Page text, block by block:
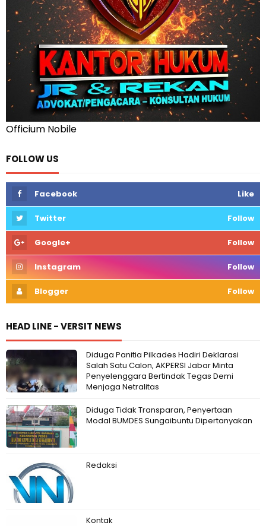
Officium Nobile
FOLLOW US
Facebook Like
Twitter Follow
Google+ Follow
Instagram Follow
Blogger Follow
HEAD LINE - VERSIT NEWS
Diduga Panitia Pilkades Hadiri Deklarasi
Salah Satu Calon, AKPERSI Jabar Minta
Penyelenggara Bertindak Tegas Demi
Menjaga Netralitas
Diduga Tidak Transparan, Penyertaan
Modal BUMDES Sungaibuntu Dipertanyakan
Redaksi
Kontak